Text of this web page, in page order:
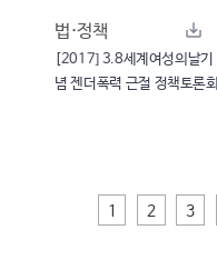
법·정책
[2017] 3.8세계여성의날기
념 젠더폭력 근절 정책토론회
1 2 3